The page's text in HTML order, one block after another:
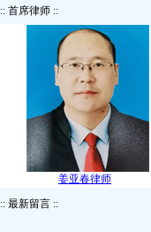
:: 首席律师 ::
姜亚春律师
:: 最新留言 ::